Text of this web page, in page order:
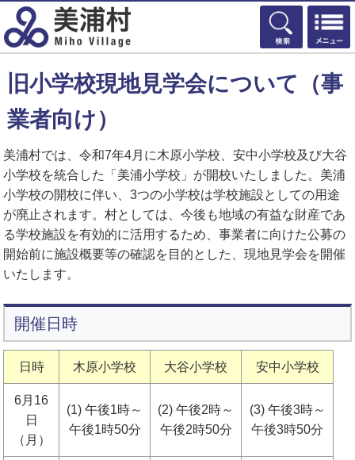
検索
旧小学校現地見学会について（事
業者向け）
美浦村では、令和7年4月に木原小学校、安中小学校及び大谷
小学校を統合した「美浦小学校」が開校いたしました。美浦
小学校の開校に伴い、3つの小学校は学校施設としての用途
が廃止されます。村としては、今後も地域の有益な財産であ
る学校施設を有効的に活用するため、事業者に向けた公募の
開始前に施設概要等の確認を目的とした、現地見学会を開催
いたします。
開催日時
日時 木原小学校 大谷小学校 安中小学校
6月16
日
（月）
(1) 午後1時～
午後1時50分
(2) 午後2時～
午後2時50分
(3) 午後3時～
午後3時50分